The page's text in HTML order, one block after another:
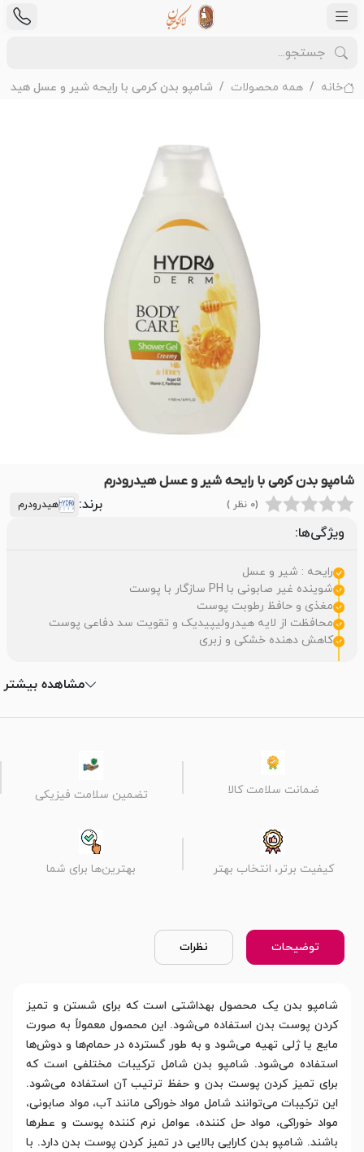
خانه همه محصولات شامپو بدن کرمی با رایحه شیر و عسل
شامپو بدن کرمی با رایحه شیر و عسل هیدرودرم
(0 نظر ) برند: هیدرودرم
ویژگی‌ها:
رایحه : شیر و عسل
شوینده غیر صابونی با PH سازگار با پوست
مغذی و حافظ رطوبت پوست
محافظت از لایه هیدرولیپیدیک و تقویت سد دفاعی پوست
کاهش دهنده خشکی و زبری
مشاهده بیشتر
ضمانت سلامت کالا تضمین سلامت فیزیکی
کیفیت برتر، انتخاب بهتر بهترین‌ها برای شما
توضیحات نظرات
شامپو بدن یک محصول بهداشتی است که برای شستن و تمیز
کردن پوست بدن استفاده می‌شود. این محصول معمولاً به صورت
مایع یا ژلی تهیه می‌شود و به طور گسترده در حمام‌ها و دوش‌ها
استفاده می‌شود. شامپو بدن شامل ترکیبات مختلفی است که
برای تمیز کردن پوست بدن و حفظ ترتیب آن استفاده می‌شود.
این ترکیبات می‌توانند شامل مواد خوراکی مانند آب، مواد صابونی،
مواد خوراکی، مواد حل کننده، عوامل نرم کننده پوست و عطرها
باشند. شامپو بدن کارایی بالایی در تمیز کردن پوست بدن دارد. با